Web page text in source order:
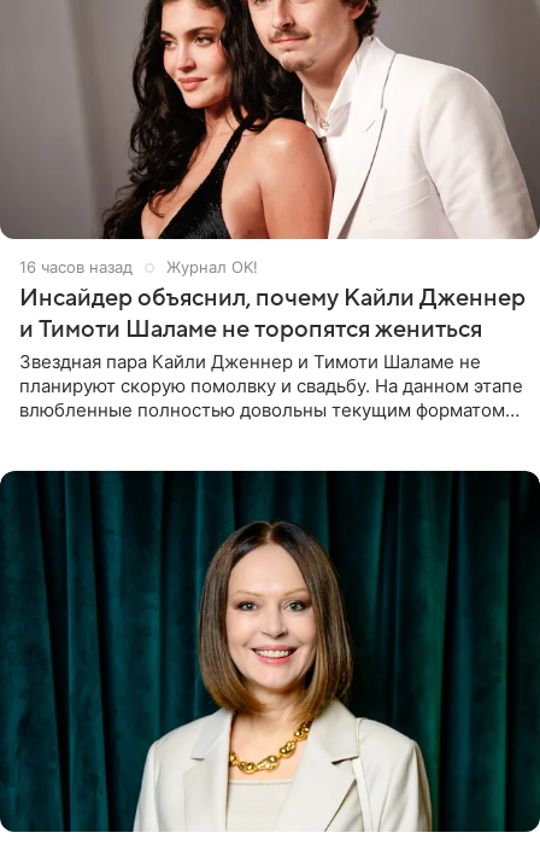
16 часов назад Журнал OK!
Инсайдер объяснил, почему Кайли Дженнер
и Тимоти Шаламе не торопятся жениться
Звездная пара Кайли Дженнер и Тимоти Шаламе не
планируют скорую помолвку и свадьбу. На данном этапе
влюбленные полностью довольны текущим форматом